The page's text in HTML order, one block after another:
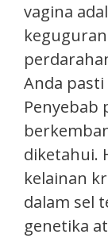
vagina
Anda
Penyebab
diketahui.
kelainan
dalam sel
genetika